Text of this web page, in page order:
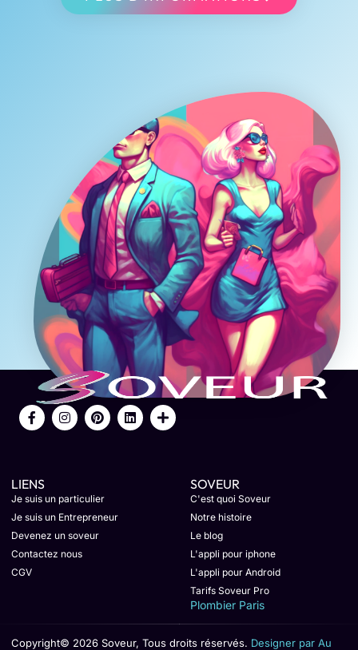
LIENS
Je suis un particulier
Je suis un Entrepreneur
Devenez un soveur
Contactez nous
CGV
SOVEUR
C'est quoi Soveur
Notre histoire
Le blog
L'appli pour iphone
L'appli pour Android
Tarifs Soveur Pro
Plombier Paris
Copyright© 2026 Soveur, Tous droits réservés. Designer par Au